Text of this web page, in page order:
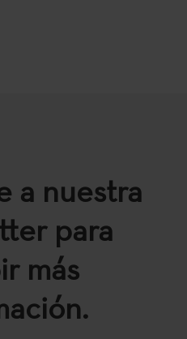
a nuestra
para
más